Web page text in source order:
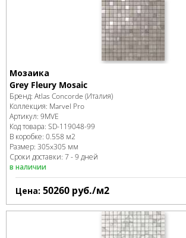
Мозаика
Grey Fleury Mosaic
Бренд: Atlas Concorde (Италия)
Коллекция: Marvel Pro
Артикул: 9MVE
Код товара: SD-119048-99
В коробке: 0.558 м2
Размер: 305x305 мм
Сроки доставки: 7 - 9 дней
в наличии
Цена: 50260 руб./м2